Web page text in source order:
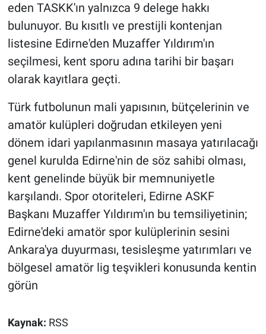
eden TASKK'ın yalnızca 9 delege hakkı
bulunuyor. Bu kısıtlı ve prestijli kontenjan
listesine Edirne'den Muzaffer Yıldırım'ın
seçilmesi, kent sporu adına tarihi bir başarı
olarak kayıtlara geçti.
Türk futbolunun mali yapısının, bütçelerinin ve
amatör kulüpleri doğrudan etkileyen yeni
dönem idari yapılanmasının masaya yatırılacağı
genel kurulda Edirne'nin de söz sahibi olması,
kent genelinde büyük bir memnuniyetle
karşılandı. Spor otoriteleri, Edirne ASKF
Başkanı Muzaffer Yıldırım'ın bu temsiliyetinin;
Edirne'deki amatör spor kulüplerinin sesini
Ankara'ya duyurması, tesisleşme yatırımları ve
bölgesel amatör lig teşvikleri konusunda kentin
görün
Kaynak: RSS